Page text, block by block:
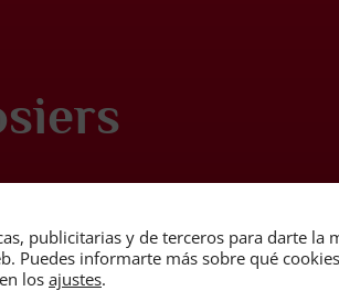
publicitarias y de terceros para darte la
Puedes informarte más sobre qué
losajustes.